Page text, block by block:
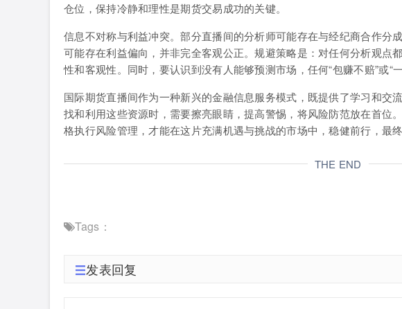
仓位，保持冷静和理性是期货交易成功的关键。
信息不对称与利益冲突。部分直播间的分析师可能存在与经纪商合作分
可能存在利益偏向，并非完全客观公正。规避策略是：对任何分析观点
性和客观性。同时，要认识到没有人能够预测市场，任何“包赚不赔”或“
国际期货直播间作为一种新兴的金融信息服务模式，既提供了学习和交
找和利用这些资源时，需要擦亮眼睛，提高警惕，将风险防范放在首位
格执行风险管理，才能在这片充满机遇与挑战的市场中，稳健前行，最终
THE END
Tags：
发表回复